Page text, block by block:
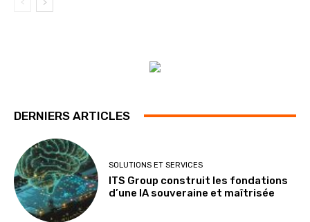
DERNIERS ARTICLES
SOLUTIONS ET SERVICES
ITS Group construit les fondations
d’une IA souveraine et maîtrisée